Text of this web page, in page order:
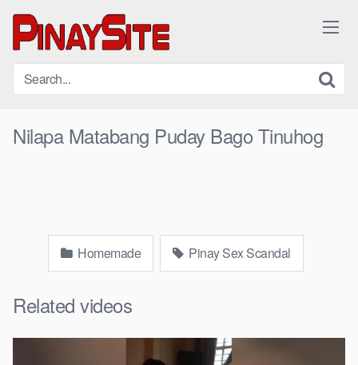
content
Nilapa Matabang Puday Bago Tinuhog
Homemade Pinay Sex Scandal
Related videos